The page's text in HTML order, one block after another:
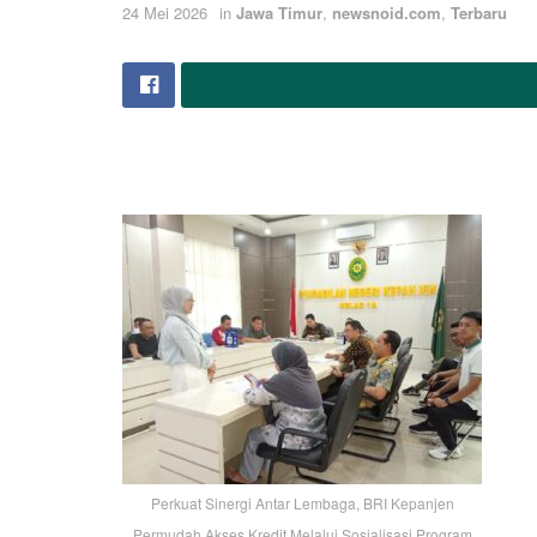
24 Mei 2026 in Jawa Timur, newsnoid.com, Terbaru
Perkuat Sinergi Antar Lembaga, BRI Kepanjen